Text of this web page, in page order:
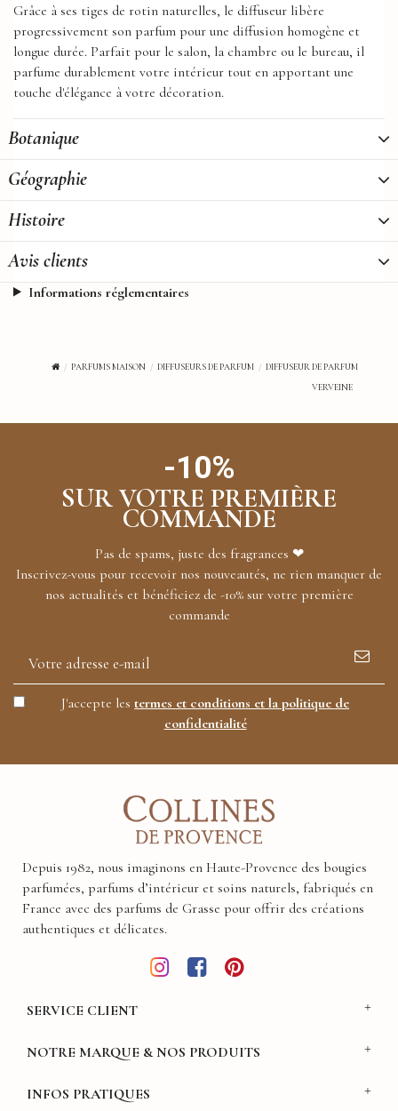
Grâce à ses tiges de rotin naturelles, le diffuseur libère
progressivement son parfum pour une diffusion homogène et
longue durée. Parfait pour le salon, la chambre ou le bureau, il
parfume durablement votre intérieur tout en apportant une
touche d'élégance à votre décoration.
Botanique
Géographie
Histoire
Avis clients
Informations réglementaires
PARFUMS MAISON DIFFUSEURS DE PARFUM
DIFFUSEUR DE PARFUM
VERVEINE
-10%
SUR VOTRE PREMIÈRE
COMMANDE
Pas de spams, juste des fragrances ❤
Inscrivez-vous pour recevoir nos nouveautés, ne rien manquer de
nos actualités et bénéficiez de -10% sur votre première
commande
J'accepte lestermes et conditions et la politique de
confidentialité
Depuis 1982, nous imaginons en Haute-Provence des bougies
parfumées, parfums d’intérieur et soins naturels, fabriqués en
France avec des parfums de Grasse pour offrir des créations
authentiques et délicates.
SERVICE CLIENT
NOTRE MARQUE & NOS PRODUITS
INFOS PRATIQUES